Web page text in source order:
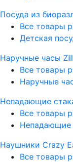
Посуда из
Все товары
Детская
Наручные часы
Все товары
Наручные
Непадающие
Все товары
Непадающие
Наушники Crazy
Все товары